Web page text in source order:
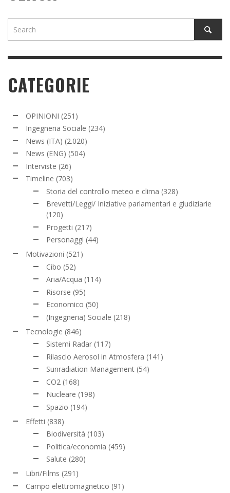
CATEGORIE
OPINIONI (251)
Ingegneria Sociale (234)
News (ITA) (2.020)
News (ENG) (504)
Interviste (26)
Timeline (703)
Storia del controllo meteo e clima (328)
Brevetti/Leggi/ Iniziative parlamentari e giudiziarie
(120)
Progetti (217)
Personaggi (44)
Motivazioni (521)
Cibo (52)
Aria/Acqua (114)
Risorse (95)
Economico (50)
(Ingegneria) Sociale (218)
Tecnologie (846)
Sistemi Radar (117)
Rilascio Aerosol in Atmosfera (141)
Sunradiation Management (54)
CO2 (168)
Nucleare (198)
Spazio (194)
Effetti (838)
Biodiversità (103)
Politica/economia (459)
Salute (280)
Libri/Films (291)
Campo elettromagnetico (91)